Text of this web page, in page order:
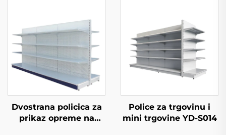
Dvostrana policica za
prikaz opreme na
Police za trgovinu i
mini trgovine YD-S014